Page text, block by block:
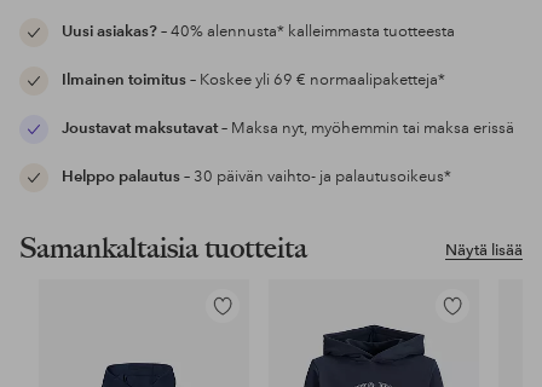
Uusi asiakas?– 40% alennusta* kalleimmasta tuotteesta
Ilmainen toimitus– Koskee yli 69 € normaalipaketteja*
Joustavat maksutavat– Maksa nyt, myöhemmin tai maksa erissä
Helppo palautus– 30 päivän vaihto- ja palautusoikeus*
Näytä lisää
Samankaltaisia tuotteita
Lisää
Lisää